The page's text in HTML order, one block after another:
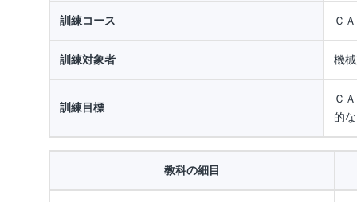
訓練コース Ｃ
訓練対象者 機
訓練目標
Ｃ
的
教科の細目